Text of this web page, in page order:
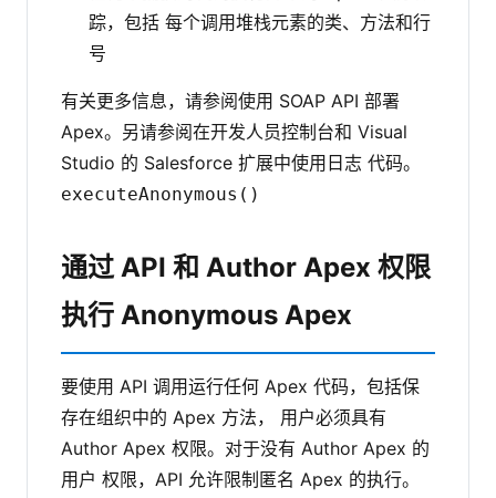
踪，包括 每个调用堆栈元素的类、方法和行
号
有关更多信息，请参阅使用 SOAP API 部署
Apex。另请参阅在开发人员控制台和 Visual
Studio 的 Salesforce 扩展中使用日志 代码。
executeAnonymous()
通过 API 和 Author Apex 权限
执行 Anonymous Apex
要使用 API 调用运行任何 Apex 代码，包括保
存在组织中的 Apex 方法， 用户必须具有
Author Apex 权限。对于没有 Author Apex 的
用户 权限，API 允许限制匿名 Apex 的执行。